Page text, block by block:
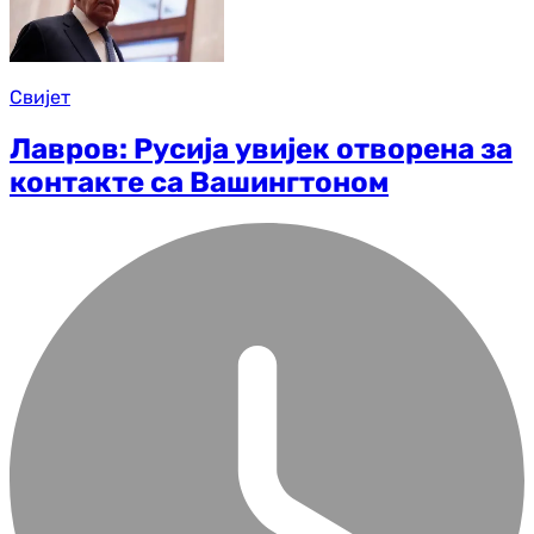
Свијет
Лавров: Русија увијек отворена за
контакте са Вашингтоном